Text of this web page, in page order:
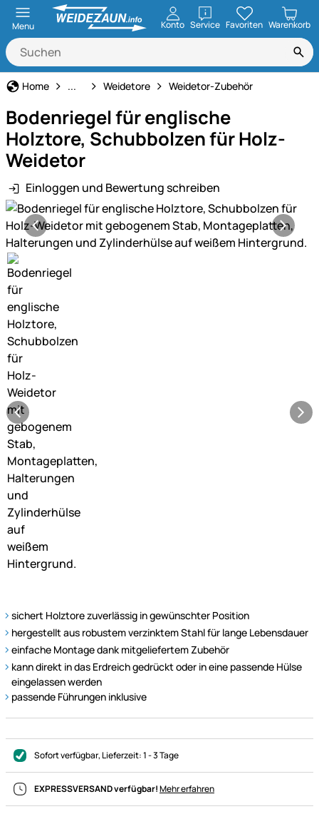
Menu Konto ServiceöffnenFavoriten Warenkorb
Home Weidezaun
... Weidetore Weidetor-Zubehör
Bodenriegel für englische
Holztore, Schubbolzen für Holz-
Weidetor
Einloggen und Bewertung schreiben
Produktgalerie
sichert Holztore zuverlässig in gewünschter Position
hergestellt aus robustem verzinktem Stahl für lange Lebensdauer
einfache Montage dank mitgeliefertem Zubehör
kann direkt in das Erdreich gedrückt oder in eine passende Hülse
eingelassen werden
passende Führungen inklusive
Sofort verfügbar, Lieferzeit:1 - 3 Tage
EXPRESSVERSAND verfügbar!Mehr erfahren